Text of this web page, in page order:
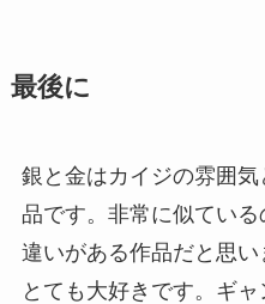
最後に
銀と金はカイジの雰囲
品です。非常に似てい
違いがある作品だと思
とても大好きです。ギ